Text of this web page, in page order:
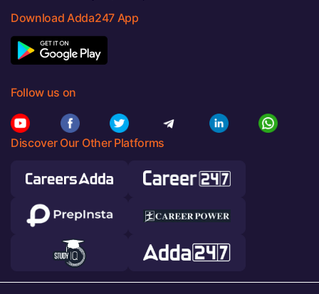
Download Adda247 App
Follow us on
Discover Our Other Platforms